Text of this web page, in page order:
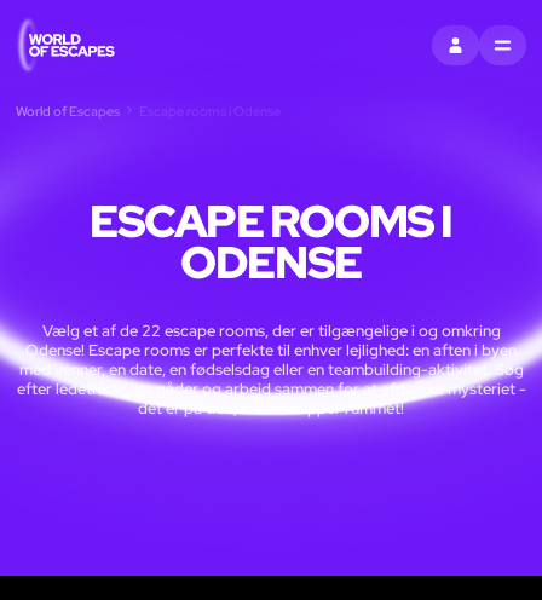
LOG INDMENU
World of Escapes Escape rooms i Odense
ESCAPE ROOMS I
ODENSE
Vælg et af de 22 escape rooms, der er tilgængelige i og omkring
Odense! Escape rooms er perfekte til enhver lejlighed: en aften i byen
med venner, en date, en fødselsdag eller en teambuilding-aktivitet. Søg
efter ledetråde, løs gåder og arbejd sammen for at afdække mysteriet -
det er på tide, at I undslipper rummet!